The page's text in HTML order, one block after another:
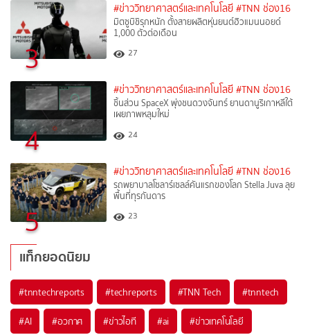
3
#ข่าววิทยาศาสตร์และเทคโนโลยี #TNN ช่อง16
มิตซูบิชิรุกหนัก ตั้งสายผลิตหุ่นยนต์ฮิวแมนนอยด์
1,000 ตัวต่อเดือน
27
4
#ข่าววิทยาศาสตร์และเทคโนโลยี #TNN ช่อง16
ชิ้นส่วน SpaceX พุ่งชนดวงจันทร์ ยานดานูริเกาหลีใต้
เผยภาพหลุมใหม่
24
5
#ข่าววิทยาศาสตร์และเทคโนโลยี #TNN ช่อง16
รถพยาบาลโซลาร์เซลล์คันแรกของโลก Stella Juva ลุย
พื้นที่ทุรกันดาร
23
แท็กยอดนิยม
#tnntechreports #techreports #TNN Tech #tnntech
#AI #อวกาศ #ข่าวไอที #ai #ข่าวเทคโนโลยี